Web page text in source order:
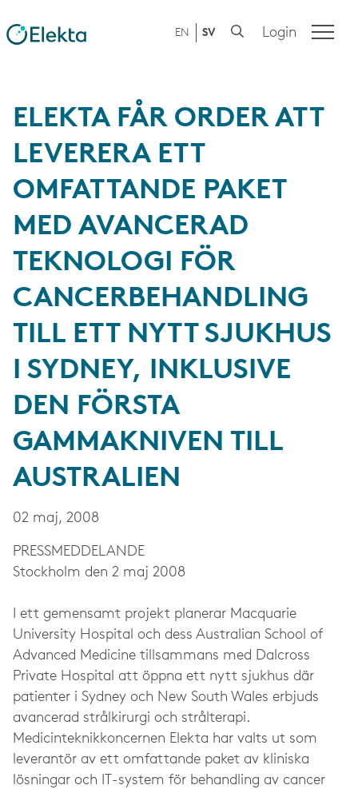
EN SV Login
ELEKTA FÅR ORDER ATT
LEVERERA ETT
OMFATTANDE PAKET
MED AVANCERAD
TEKNOLOGI FÖR
CANCERBEHANDLING
TILL ETT NYTT SJUKHUS
I SYDNEY, INKLUSIVE
DEN FÖRSTA
GAMMAKNIVEN TILL
AUSTRALIEN
02 maj, 2008
PRESS­MEDDELANDE
Stockholm den 2 maj 2008
I ett gemensamt projekt planerar Macquarie
University Hospital och dess Australian School of
Advanced Medicine tillsammans med Dalcross
Private Hospital att öppna ett nytt sjukhus där
patienter i Sydney och New South Wales erbjuds
avancerad strålkirurgi och strålterapi.
Medicinteknikkoncernen Elekta har valts ut som
leverantör av ett omfattande paket av kliniska
lösningar och IT-system för behandling av cancer